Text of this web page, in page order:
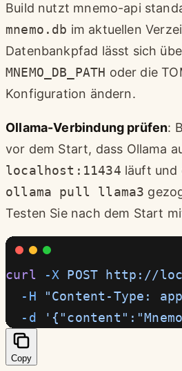
Build nutzt mnemo-api
mnemo.db im aktuellen
Datenbankpfad lässt sich
MNEMO_DB_PATH oder die
Konfiguration ändern.
Ollama-Verbindung prüfen:
vor dem Start, dass Ollama
localhost:11434 läuft und
ollama pull llama3
Testen Sie nach dem Start
curl -X POST http://
  -H
"Content-Type:
  -d
Copy